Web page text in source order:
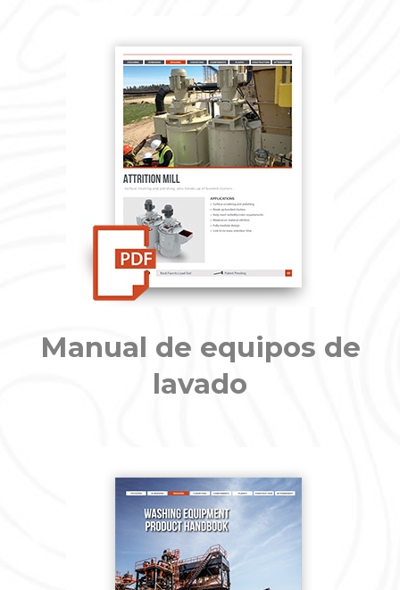
Manual de equipos de
lavado